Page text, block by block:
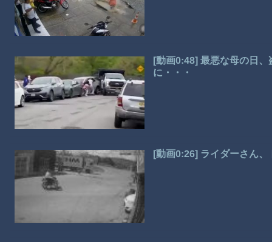
[動画0:48] 最悪な母の日
に・・・
[動画0:26] ライダーさん